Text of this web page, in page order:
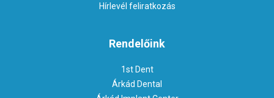
Hírlevél feliratkozás
Rendelőink
1st Dent
Árkád Dental